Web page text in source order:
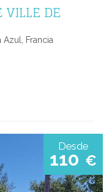
VILLE DE
Azul, Francia
Desde
110 €